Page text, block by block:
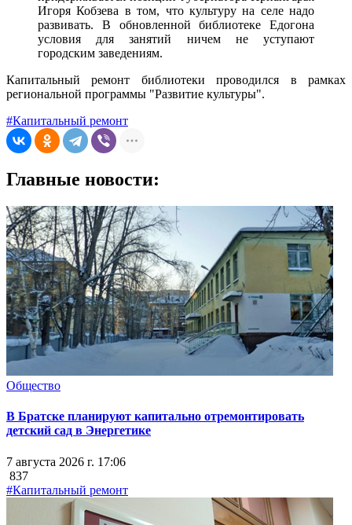
Игоря Кобзева в том, что культуру на селе надо
развивать. В обновленной библиотеке Едогона
условия для занятий ничем не уступают
городским заведениям.
Капитальный ремонт библиотеки проводился в рамках
региональной программы "Развитие культуры".
#Капитальный ремонт
Главные новости:
Общество
В Братске планируют капитально отремонтировать
детский сад в Энергетике
7 августа 2026 г. 17:06
837
#Капитальный ремонт